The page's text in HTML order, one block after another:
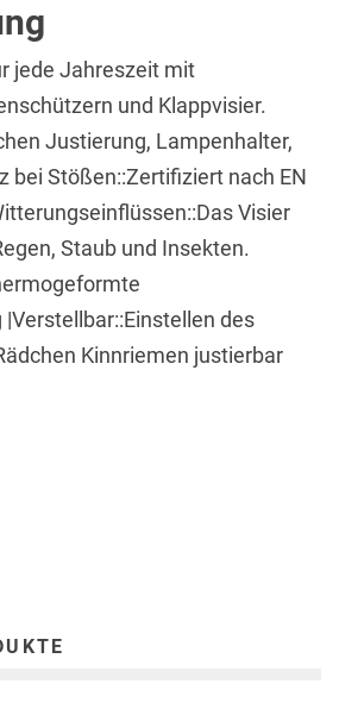
jede Jahreszeit mit
und Klappvisier.
Justierung, Lampenhalter,
bei Stößen::Zertifiziert nach EN
Visier
Staub und Insekten.
des
Kinnriemen justierbar